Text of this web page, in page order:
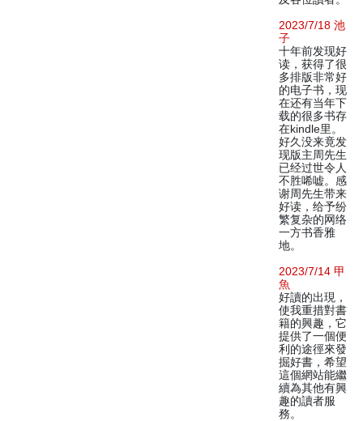
2023/7/18 池
子
十年前发现好
读，获得了很
多排版非常好
的电子书，现
在还有当年下
载的很多书存
在kindle里。
好久没来竟发
现版主周先生
已经过世令人
不胜唏嘘。感
谢周先生带来
好读，给予纷
繁复杂的网络
一方书香雅
地。
2023/7/14 甲
魚
好讀的出現，
使我重措對書
籍的興趣，它
提供了一個便
利的途徑來發
掘好書，希望
這個網站能繼
續為其他有興
趣的讀者服
務。